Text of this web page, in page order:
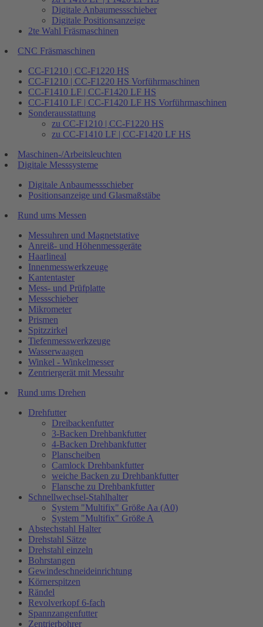
Digitale Anbaumessschieber
Digitale Positionsanzeige
2te Wahl Fräsmaschinen
CNC Fräsmaschinen
CC-F1210 | CC-F1220 HS
CC-F1210 | CC-F1220 HS Vorführmaschinen
CC-F1410 LF | CC-F1420 LF HS
CC-F1410 LF | CC-F1420 LF HS Vorführmaschinen
Sonderausstattung
zu CC-F1210 | CC-F1220 HS
zu CC-F1410 LF | CC-F1420 LF HS
Maschinen-/Arbeitsleuchten
Digitale Messsysteme
Digitale Anbaumessschieber
Positionsanzeige und Glasmaßstäbe
Rund ums Messen
Messuhren und Magnetstative
Anreiß- und Höhenmessgeräte
Haarlineal
Innenmesswerkzeuge
Kantentaster
Mess- und Prüfplatte
Messschieber
Mikrometer
Prismen
Spitzzirkel
Tiefenmesswerkzeuge
Wasserwaagen
Winkel - Winkelmesser
Zentriergerät mit Messuhr
Rund ums Drehen
Drehfutter
Dreibackenfutter
3-Backen Drehbankfutter
4-Backen Drehbankfutter
Planscheiben
Camlock Drehbankfutter
weiche Backen zu Drehbankfutter
Flansche zu Drehbankfutter
Schnellwechsel-Stahlhalter
System "Multifix" Größe Aa (A0)
System "Multifix" Größe A
Abstechstahl Halter
Drehstahl Sätze
Drehstahl einzeln
Bohrstangen
Gewindeschneideinrichtung
Körnerspitzen
Rändel
Revolverkopf 6-fach
Spannzangenfutter
Zentrierbohrer